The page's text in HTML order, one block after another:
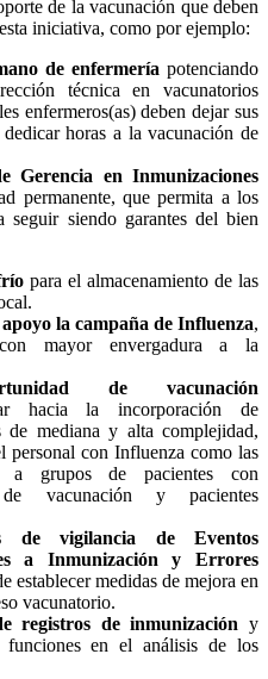
de la vacunación que deben
iniciativa, como por ejemplo:
de enfermería potenciando
técnica en vacunatorios
enfermeros(as) deben dejar sus
horas a la vacunación de
Gerencia en Inmunizaciones
permanente, que permita a los
seguir siendo garantes del bien
para el almacenamiento de las
la campaña de Influenza,
mayor envergadura a la
de vacunación
hacia la incorporación de
de mediana y alta complejidad,
personal con Influenza como las
a grupos de pacientes con
de vacunación y pacientes
de vigilancia de Eventos
a Inmunización y Errores
establecer medidas de mejora en
vacunatorio.
registros de inmunización y
funciones en el análisis de los